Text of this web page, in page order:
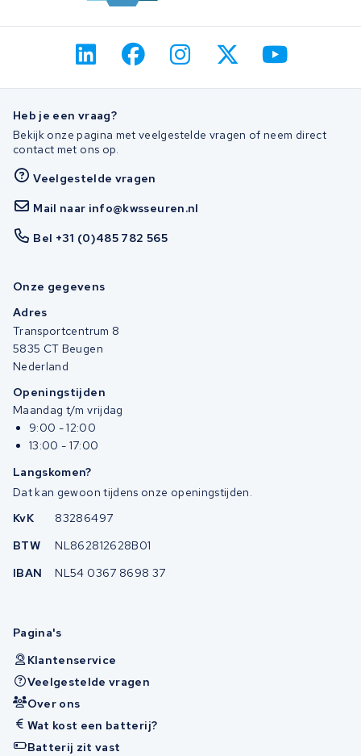
Heb je een vraag?
Bekijk onze pagina met veelgestelde vragen of neem direct
contact met ons op.
Veelgestelde vragen
Mail naar info@kwsseuren.nl
Bel +31 (0)485 782 565
Onze gegevens
Adres
Transportcentrum 8
5835 CT Beugen
Nederland
Openingstijden
Maandag t/m vrijdag
9:00 - 12:00
13:00 - 17:00
Langskomen?
Dat kan gewoon tijdens onze openingstijden.
KvK
83286497
BTW
NL862812628B01
IBAN
NL54 0367 8698 37
Pagina's
Klantenservice
Veelgestelde vragen
Over ons
Wat kost een batterij?
Batterij zit vast